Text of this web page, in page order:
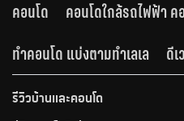
คอนโด
คอนโดใกล้รถไฟฟ้า
ทำคอนโด แบ่งตามทำเลเล
ดี
รีวิวบ้านและคอนโด